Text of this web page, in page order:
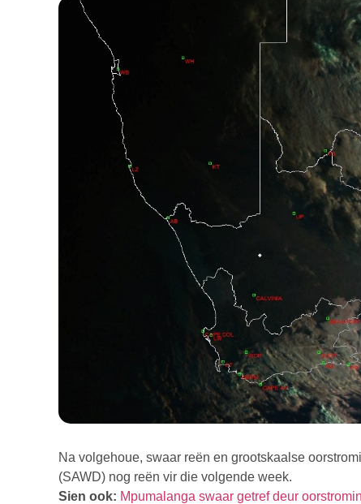
Na volgehoue, swaar reën en grootskaalse
(SAWD) nog reën vir die volgende week.
Sien ook: Mpumalanga swaar getref deur